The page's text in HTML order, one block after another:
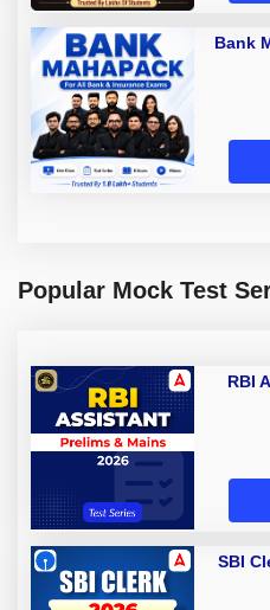
Bank
Popular Mock Test
RBI
SBI